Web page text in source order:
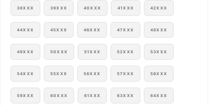
38XXX 39XXX 40XXX 41XXX 42XXX
44XXX 45XXX 46XXX 47XXX 48XXX
49XXX 50XXX 51XXX 52XXX 53XXX
54XXX 55XXX 56XXX 57XXX 58XXX
59XXX 60XXX 61XXX 63XXX 64XXX